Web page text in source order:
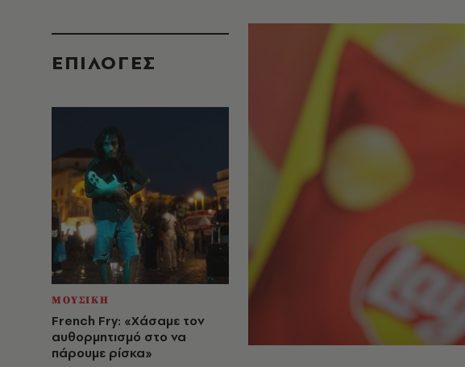
EΠΙΛΟΓΈΣ
ΜΟΥΣΙΚΗ
French Fry: «Χάσαμε τον
αυθορμητισμό στο να
πάρουμε ρίσκα»